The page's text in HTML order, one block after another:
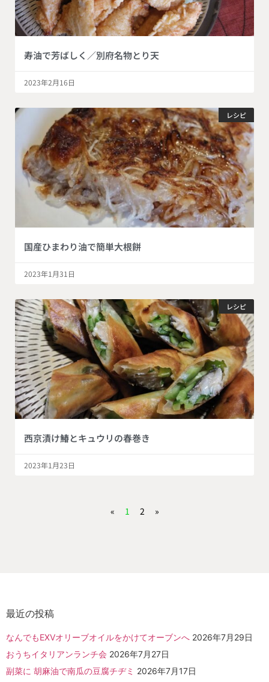
寿油で芳ばしく／別府名物とり天
2023年2月16日
レシピ
国産ひまわり油で簡単大根餅
2023年1月31日
レシピ
西京漬け鰆とキュウリの春巻き
2023年1月23日
« 1 2 »
最近の投稿
なんでもEXVオリーブオイルをかけてオーブンへ 2026年7月29日
おうちイタリアンランチ会 2026年7月27日
副菜に 胡麻油で南瓜の豆腐チヂミ 2026年7月17日